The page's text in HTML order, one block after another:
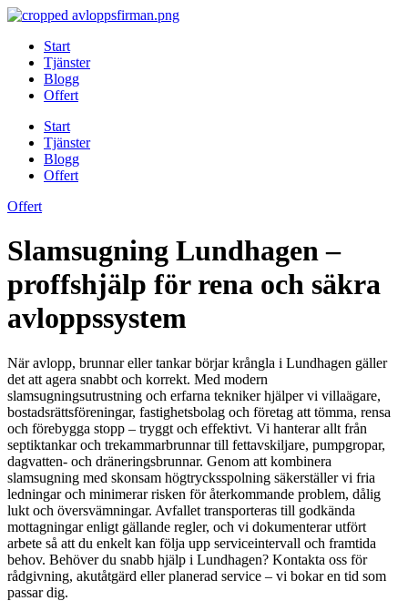
Skip
contentStart
Tjänster
Blogg
Offert
Start
Tjänster
Blogg
Offert
Offert
Slamsugning Lundhagen –
proffshjälp för rena och säkra
avloppssystem
När avlopp, brunnar eller tankar börjar krångla i Lundhagen gäller
det att agera snabbt och korrekt. Med modern
slamsugningsutrustning och erfarna tekniker hjälper vi villaägare,
bostadsrättsföreningar, fastighetsbolag och företag att tömma, rensa
och förebygga stopp – tryggt och effektivt. Vi hanterar allt från
septiktankar och trekammarbrunnar till fettavskiljare, pumpgropar,
dagvatten- och dräneringsbrunnar. Genom att kombinera
slamsugning med skonsam högtrycksspolning säkerställer vi fria
ledningar och minimerar risken för återkommande problem, dålig
lukt och översvämningar. Avfallet transporteras till godkända
mottagningar enligt gällande regler, och vi dokumenterar utfört
arbete så att du enkelt kan följa upp serviceintervall och framtida
behov. Behöver du snabb hjälp i Lundhagen? Kontakta oss för
rådgivning, akutåtgärd eller planerad service – vi bokar en tid som
passar dig.